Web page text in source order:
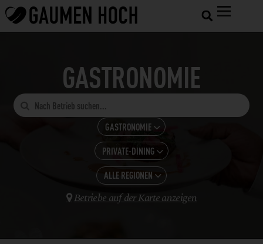
GASTRONOMIE

GASTRONOMIE 
ALLE KATEGORIEN
GASTRONOMIE
HOTELS
LANDWIRTSCHAFT
PRIVATE-DINING 
ALLE ANZEIGEN
BAR
BUSCHENSCHANK
ALLE REGIONEN 
WIEN
 Betriebe auf der Karte anzeigen